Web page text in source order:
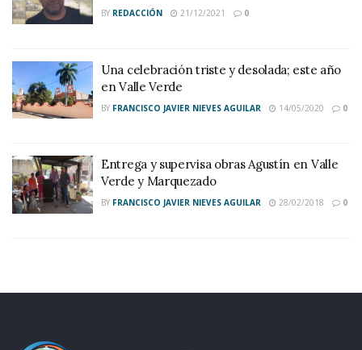
BY REDACCIÓN 21/12/2021 0
Una celebración triste y desolada; este año
en Valle Verde
BY FRANCISCO JAVIER NIEVES AGUILAR 14/05/2020 0
Entrega y supervisa obras Agustín en Valle
Verde y Marquezado
BY FRANCISCO JAVIER NIEVES AGUILAR 28/02/2018 0